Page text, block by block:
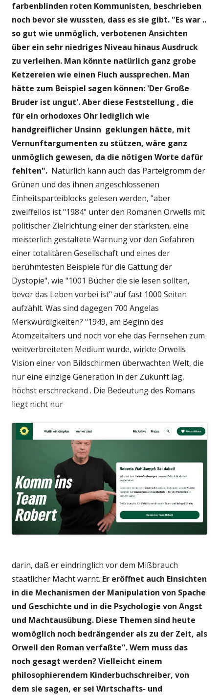
farbenblinden roten Kommunisten, beschrieben
noch bevor sie wussten, dass es sie gibt. "Es war ..
so gut wie unmöglich, verbotenen Ansichten
über ein sehr niedriges Niveau hinaus Ausdruck
zu verleihen. Man könnte natürlich ganz grobe
Ketzereien wie einen Fluch aussprechen. Man
hätte zum Beispiel sagen können: 'Der Große
Bruder ist ungut'. Aber diese Feststellung , die
für ein orhodoxes Ohr lediglich wie
handgreiflicher Unsinn geklungen hätte, mit
Vernunftargumenten zu stützen, wäre ganz
unmöglich gewesen, da die nötigen Worte dafür
fehlten". Natürlich kann auch das Parteigromm der
Grünen und des ihnen angeschlossenen
Einheitsparteiblocks gelesen werden, "aber
zweiffellos ist "1984" unter den Romanen Orwells mit
politischer Zielrichtung einer der stärksten, eine
meisterlich gestaltete Warnung vor den Gefahren
einer totalitären Gesellschaft und eines der
berühmtesten Beispiele für die Gattung der
Dystopie", wie "1001 Bücher die sie lesen sollten,
bevor das Leben vorbei ist" auf fast 1000 Seiten
aufzählt. Was sind dagegen 700 Angelas
Merkwürdigkeiten? "1949, am Beginn des
Atomzeitalters und noch vor ehe das Fernsehen zum
weitverbreiteten Medium wurde, wirkte Orwells
Vision einer von Bildschirmen überwachten Welt, die
nur eine einzige Generation in der Zukunft lag,
höchst erschreckend . Die Bedeutung des Romans
liegt nicht nur
darin, daß er eindringlich vor dem Mißbrauch
staatlicher Macht warnt. Er eröffnet auch Einsichten
in die Mechanismen der Manipulation von Spache
und Geschichte und in die Psychologie von Angst
und Machtausübung. Diese Themen sind heute
womöglich noch bedrängender als zu der Zeit, als
Orwell den Roman verfaßte". Wem muss das
noch gesagt werden? Vielleicht einem
philosophierendem Kinderbuchschreiber, von
dem sie sagen, er sei Wirtschafts- und